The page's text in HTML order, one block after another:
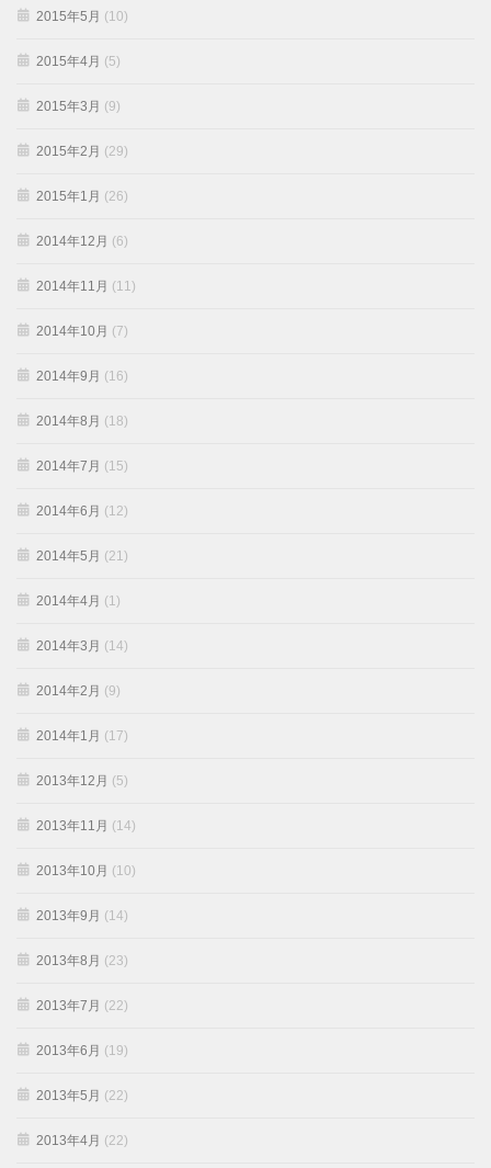
2015年5月 (10)
2015年4月 (5)
2015年3月 (9)
2015年2月 (29)
2015年1月 (26)
2014年12月 (6)
2014年11月 (11)
2014年10月 (7)
2014年9月 (16)
2014年8月 (18)
2014年7月 (15)
2014年6月 (12)
2014年5月 (21)
2014年4月 (1)
2014年3月 (14)
2014年2月 (9)
2014年1月 (17)
2013年12月 (5)
2013年11月 (14)
2013年10月 (10)
2013年9月 (14)
2013年8月 (23)
2013年7月 (22)
2013年6月 (19)
2013年5月 (22)
2013年4月 (22)